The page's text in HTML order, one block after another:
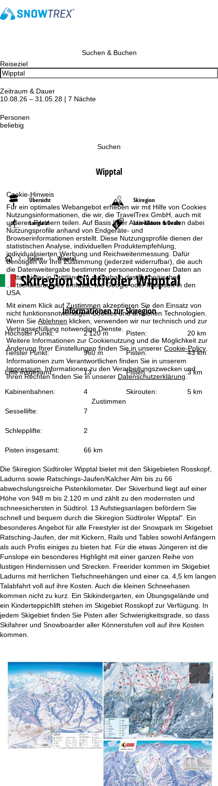
Cookie-Hinweis
Für ein optimales Webangebot erheben wir mit Hilfe von Cookies
Nutzungsinformationen, die wir, die TravelTrex GmbH, auch mit
unseren Partnern teilen. Auf Basis Ihrer Aktivitäten werden dabei
Nutzungsprofile anhand von Endgeräte- und
Browserinformationen erstellt. Diese Nutzungsprofile dienen der
statistischen Analyse, individuellen Produktempfehlung,
individualisierten Werbung und Reichweitenmessung. Dafür
benötigen wir Ihre Zustimmung (jederzeit widerrufbar), die auch
die Datenweitergabe bestimmter personenbezogener Daten an
Drittanbieter in Drittländern außerhalb des Europäischen
Wirtschaftsraumes umfasst, wie Google oder Microsoft in den
USA.
Mit einem Klick aufZustimmen akzeptieren Sie den Einsatz von
nicht funktionsnotwendigen Cookies und ähnlichen Technologien.
Wenn SieAblehnen klicken, verwenden wir nur technisch und zur
Vertragserfüllung notwendige Dienste.
Weitere Informationen zur Cookienutzung und die Möglichkeit zur
Änderung Ihrer Einstellungen finden Sie in unsererCookie-Policy
Informationen zum Verantwortlichen finden Sie in unserem
Impressum . Informationen zu den Verarbeitungszwecken und
Ihren Rechten finden Sie in unserer Datenschutzerklärung .
Zustimmen
Suchen & Buchen
Reiseziel
Zeitraum & Dauer
10.08.26 – 31.05.28 | 7 Nächte
Personen
beliebig
Suchen
Wipptal
Übersicht Skiregion
Langlauf Last-Minute & Deals
S
t
a
r
t
s
e
Italien Wipptal
Skiregion Südtiroler Wipptal
Informationen zur Skiregion
Höchster Punkt: 2’120 m Pisten: 20 km
Tiefster Punkt: 960 m Pisten: 43 km
Lifte insgesamt: 13 Pisten: 3 km
Kabinenbahnen: 4 Skirouten: 5 km
Sessellifte: 7
Schlepplifte: 2
Pisten insgesamt: 66 km
Die Skiregion Südtiroler Wipptal bietet mit den Skigebieten Rosskopf,
Ladurns sowie Ratschings-Jaufen/Kalcher Alm bis zu 66
abwechslungsreiche Pistenkilometer. Der Skiverbund liegt auf einer
Höhe von 948 m bis 2.120 m und zählt zu den modernsten und
schneesichersten in Südtirol. 13 Aufstiegsanlagen befördern Sie
schnell und bequem durch die Skiregion Südtiroler Wipptal". Ein
besonderes Angebot für alle Freestyler ist der Snowpark im Skigebiet
Ratsching-Jaufen, der mit Kickern, Rails und Tables sowohl Anfängern
als auch Profis einiges zu bieten hat. Für die etwas Jüngeren ist die
Funslope ein besonderes Highlight mit einer ganzen Reihe von
lustigen Hindernissen und Strecken. Freerider kommen im Skigebiet
Ladurns mit herrlichen Tiefschneehängen und einer ca. 4,5 km langen
Talabfahrt voll auf ihre Kosten. Auch die kleinen Schneehasen
kommen nicht zu kurz. Ein Skikindergarten, ein Übungsgelände und
ein Kinderteppichlift stehen im Skigebiet Rosskopf zur Verfügung. In
jedem Skigebiet finden Sie Pisten aller Schwierigkeitsgrade, so dass
Skifahrer und Snowboarder aller Könnerstufen voll auf ihre Kosten
kommen.